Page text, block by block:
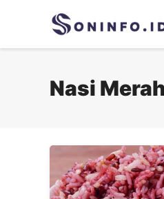
Nasi Merah